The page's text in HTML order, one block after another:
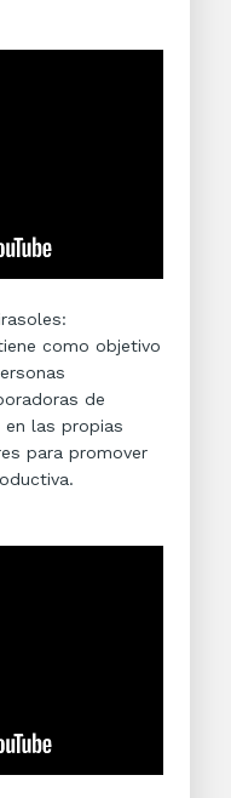
como objetivo
de
en las propias
para promover